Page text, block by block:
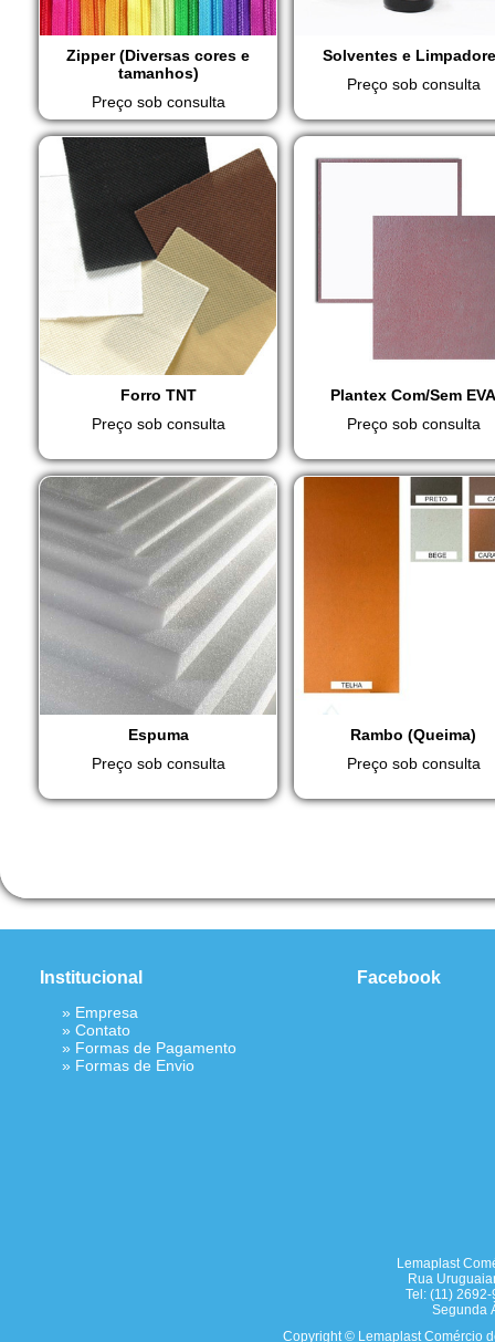
Zipper (Diversas cores e
tamanhos)
Preço sob consulta
Solventes e
Preço sob consulta
Forro TNT
Preço sob consulta
Plantex Com/Sem EVA
Preço sob consulta
Espuma
Preço sob consulta
Rambo (Queima)
Preço sob consulta
Institucional
» Empresa
» Contato
» Formas de Pagamento
» Formas de Envio
Facebook
Lemaplast
Rua
Tel: (11)
Segunda
Copyright © Lemaplast Comércio